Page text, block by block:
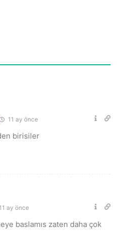
11 ay önce
birisiler
11 ay önce
baslamıs zaten daha çok